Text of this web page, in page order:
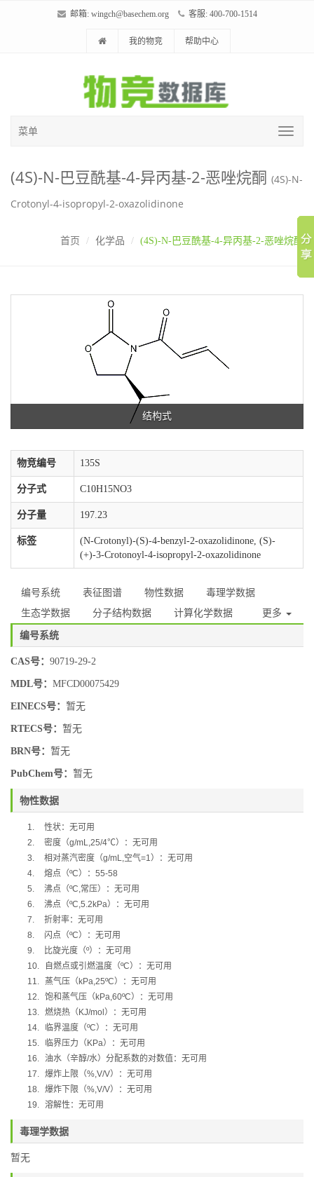
邮箱: wingch@basechem.org 客服: 400-700-1514
我的物竞 帮助中心
菜单
(4S)-N-巴豆酰基-4-异丙基-2-恶唑烷酮 (4S)-N-
Crotonyl-4-isopropyl-2-oxazolidinone
首页 化学品 (4S)-N-巴豆酰基-4-异丙基-2-恶唑烷酮
结构式
物竞编号 135S
分子式 C10H15NO3
分子量 197.23
标签
(N-Crotonyl)-(S)-4-benzyl-2-oxazolidinone, (S)-
(+)-3-Crotonoyl-4-isopropyl-2-oxazolidinone
编号系统 表征图谱 物性数据
毒理学数据
生态学数据
分子结构数据 计算化学数据 更多
编号系统
CAS号： 90719-29-2
MDL号： MFCD00075429
EINECS号： 暂无
RTECS号： 暂无
BRN号： 暂无
PubChem号： 暂无
物性数据
1.
性状：无可用
2.
密度（g/mL,25/4℃）：无可用
3.
相对蒸汽密度（g/mL,空气=1）：无可用
4.
熔点（ºC）： 55-58
5.
沸点（ºC,常压）：无可用
6.
沸点（ºC,5.2kPa）：无可用
7.
折射率：无可用
8.
闪点（ºC）：无可用
9.
比旋光度（º）：无可用
10.
自燃点或引燃温度（ºC）：无可用
11.
蒸气压（ kPa,25ºC）：无可用
12. 饱和蒸气压（ kPa,60ºC）：无可用
13. 燃烧热（ KJ/mol ）：无可用
14.
临界温度（ºC）：无可用
15.
临界压力（ KPa）：无可用
16. 油水（辛醇/水）分配系数的对数值：无可用
17. 爆炸上限（%,V/V）：无可用
18. 爆炸下限（%,V/V）：无可用
19. 溶解性：无可用
毒理学数据
暂无